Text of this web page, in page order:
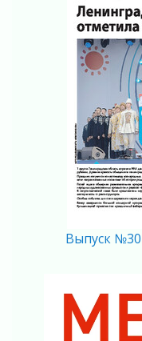
На лидирующих
04 августа 2026
Итоги
Кадрового
Ставка на
04 августа 2026
В Ленобласти
мобильного
04 августа 2026
Полумрак бьёт
Вниманию
04 августа 2026
Регион
04 августа 2026
Выпуск №30